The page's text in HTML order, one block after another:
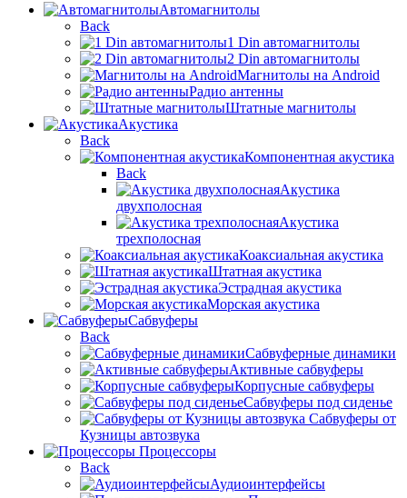
Автомагнитолы
Back
1 Din автомагнитолы
2 Din автомагнитолы
Магнитолы на Android
Радио антенны
Штатные магнитолы
Акустика
Back
Компонентная акустика
Back
Акустика
двухполосная
Акустика
трехполосная
Коаксиальная акустика
Штатная акустика
Эстрадная акустика
Морская акустика
Сабвуферы
Back
Сабвуферные динамики
Активные сабвуферы
Корпусные сабвуферы
Сабвуферы под сиденье
Сабвуферы от
Кузницы автозвука
Процессоры
Back
Аудиоинтерфейсы